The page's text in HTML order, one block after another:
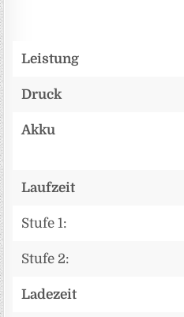
Leistung
Druck
Akku
Laufzeit
Stufe 1:
Stufe 2:
Ladezeit